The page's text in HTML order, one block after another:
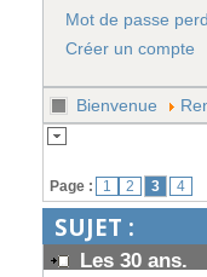
Mot de passe
Créer un compte
Bienvenue
Page : 1 2 3 4
SUJET :
Les 30 ans.